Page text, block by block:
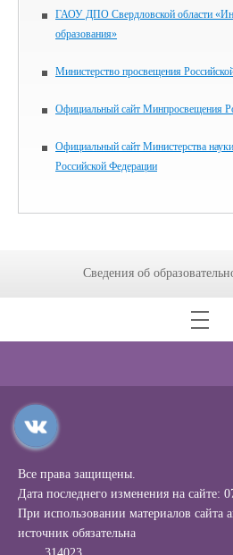
ГАОУ ДПО Свердловской области
образования»
Министерство просвещения
Официальный сайт Минпросвещения
Официальный сайт Министерства
Российской Федерации
Сведения об
Все права защищены.
Дата последнего изменения на сайте:
При использовании материалов сайта
источник обязательна